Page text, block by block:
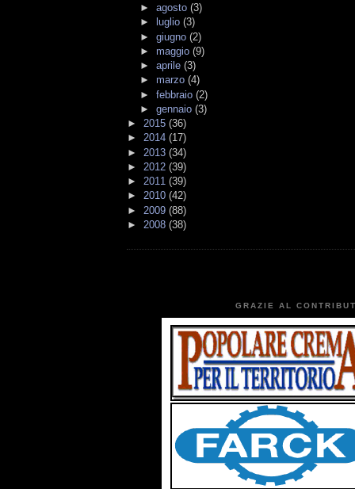
► agosto (3)
►
luglio (3)
► giugno (2)
► maggio (9)
► aprile (3)
► marzo (4)
► febbraio (2)
► gennaio (3)
► 2015 (36)
► 2014 (17)
► 2013 (34)
► 2012 (39)
► 2011 (39)
► 2010 (42)
► 2009 (88)
► 2008 (38)
GRAZIE AL